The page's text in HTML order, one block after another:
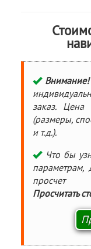
Внимание!
заказ. Цена
(размеры,
и т.д.).
Что бы
параметрам,
просчет
Просчитать